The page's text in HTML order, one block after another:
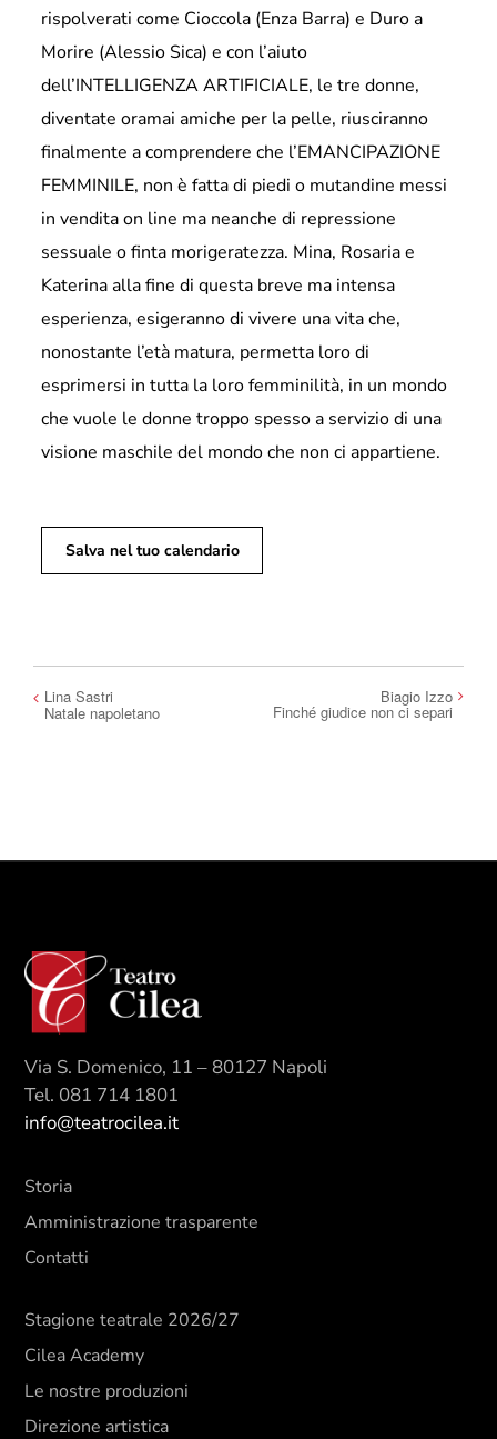
rispolverati come Cioccola (Enza Barra) e Duro a
Morire (Alessio Sica) e con l’aiuto
dell’INTELLIGENZA ARTIFICIALE, le tre donne,
diventate oramai amiche per la pelle, riusciranno
finalmente a comprendere che l’EMANCIPAZIONE
FEMMINILE, non è fatta di piedi o mutandine messi
in vendita on line ma neanche di repressione
sessuale o finta morigeratezza. Mina, Rosaria e
Katerina alla fine di questa breve ma intensa
esperienza, esigeranno di vivere una vita che,
nonostante l’età matura, permetta loro di
esprimersi in tutta la loro femminilità, in un mondo
che vuole le donne troppo spesso a servizio di una
visione maschile del mondo che non ci appartiene.
Salva nel tuo calendario
Lina Sastri
Natale napoletano
Biagio Izzo
Finché giudice non ci separi
Via S. Domenico, 11 – 80127 Napoli
Tel. 081 714 1801
info@teatrocilea.it
Storia
Amministrazione trasparente
Contatti
Stagione teatrale 2026/27
Cilea Academy
Le nostre produzioni
Direzione artistica